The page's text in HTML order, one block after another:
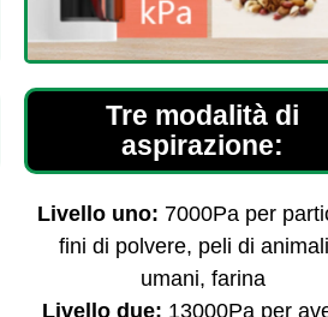
Tre modalità di
aspirazione:
Livello uno: 7000Pa per
fini di polvere, peli di
umani, farina
Livello due: 13000Pa per